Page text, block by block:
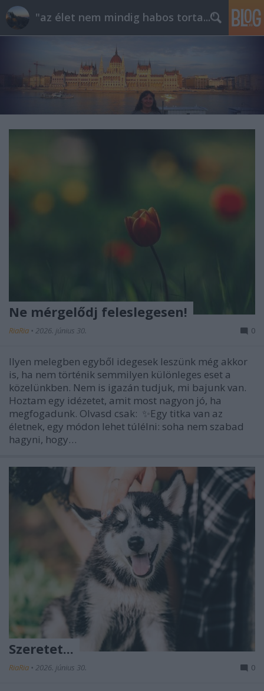
"az élet nem mindig habos torta..."
Ne mérgelődj feleslegesen!
RiaRia • 2026. június 30. 0
Ilyen melegben egyből idegesek leszünk még akkor
is, ha nem történik semmilyen különleges eset a
közelünkben. Nem is igazán tudjuk, mi bajunk van.
Hoztam egy idézetet, amit most nagyon jó, ha
megfogadunk. Olvasd csak: ✨Egy titka van az
életnek, egy módon lehet túlélni: soha nem szabad
hagyni, hogy…
Szeretet...
RiaRia • 2026. június 30. 0